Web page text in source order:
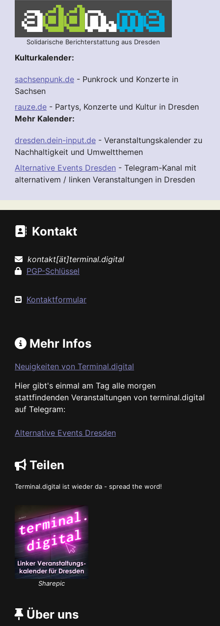
Solidarische Berichterstattung aus Dresden
Kulturkalender:
sachsenpunk.de - Punkrock und Konzerte in
Sachsen
rauze.de - Partys, Konzerte und Kultur in Dresden
Mehr Kalender:
dresden.dein-input.de - Veranstaltungskalender zu
Nachhaltigkeit und Umweltthemen
Alternative Events Dresden - Telegram-Kanal mit
alternativem / linken Veranstaltungen in Dresden
Kontakt
kontakt[ät]terminal.digital
PGP-Schlüssel
Kontaktformular
Mehr Infos
Neuigkeiten von Terminal.digital
Hier gibt's einmal am Tag alle morgen
stattfindenden Veranstaltungen von terminal.digital
auf Telegram:
Alternative Events Dresden
Teilen
Terminal.digital ist wieder da - spread the word!
Sharepic
Über uns